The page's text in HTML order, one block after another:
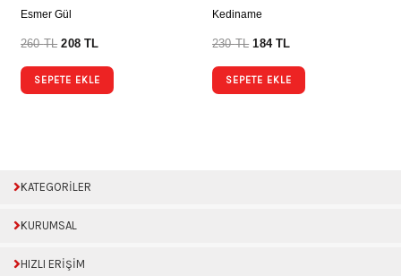
Esmer Gül
260TL 208TL
SEPETE EKLE
Kediname
230TL 184TL
SEPETE EKLE
KATEGORİLER
KURUMSAL
HIZLI ERİŞİM